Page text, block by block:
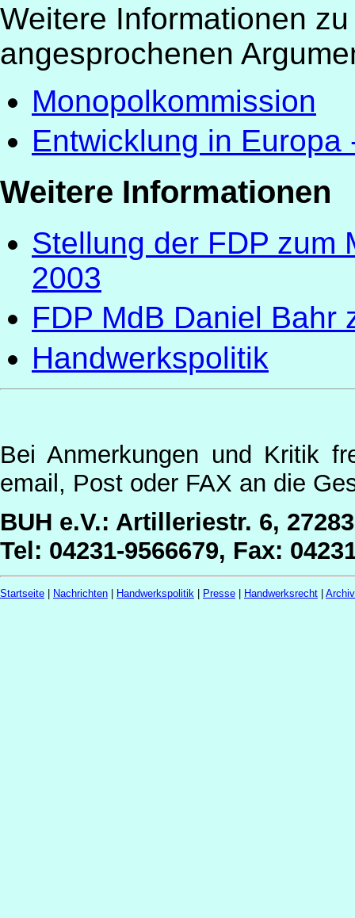
Weitere Informationen
angesprochenen
Monopolkommission
Entwicklung in
Weitere Informationen
Stellung der FDP zum
2003
FDP MdB Daniel Bahr
Handwerkspolitik
Bei Anmerkungen und Kritik
email, Post oder FAX an die
BUH e.V.: Artilleriestr. 6,
Tel: 04231-9566679, Fax:
Startseite Nachrichten Handwerkspolitik Presse Handwerksrecht